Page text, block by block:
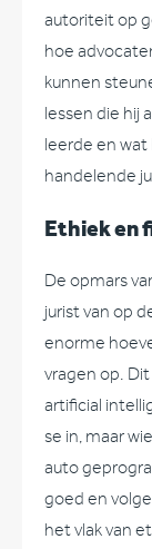
autoriteit op
hoe
kunnen
lessen die hij
leerde en wat
handelende
Ethiek en
De opmars
jurist van op
enorme
vragen op.
artificial
se in, maar
auto
goed en
het vlak van